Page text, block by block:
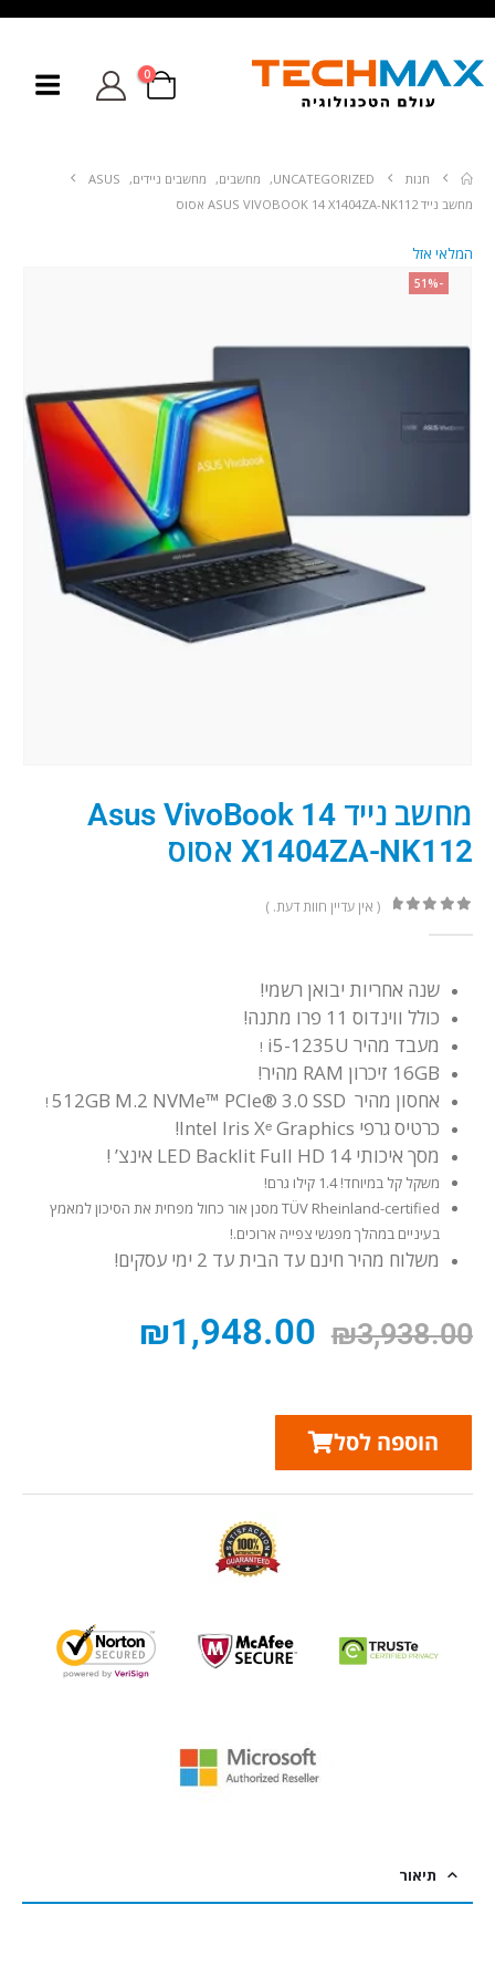
0
חנות UNCATEGORIZED
, מחשבים, מחשבים ניידים,
ASUS
מחשב נייד ASUS VIVOBOOK 14 X1404ZA-NK112 אסוס
-51%
המלאי אזל
מחשב נייד Asus VivoBook 14
X1404ZA-NK112 אסוס
( אין עדיין חוות דעת. )
שנה אחריות יבואן רשמי!
כולל ווינדוס 11 פרו מתנה!
מעבד מהיר i5-1235U
!
16GB זיכרון RAM מהיר!
אחסון מהיר 512GB M.2 NVMe™ PCIe® 3.0 SSD
!
כרטיס גרפי Intel Iris Xᵉ Graphics!
מסך איכותי LED Backlit Full HD 14 אינצ’ !
משקל קל במיוחד! 1.4 קילו גרם!
TÜV Rheinland-certified מסנן אור כחול מפחית את הסיכון למאמץ
בעיניים במהלך מפגשי צפייה ארוכים.!
משלוח מהיר חינם עד הבית עד 2 ימי עסקים!
₪3,938.00
₪1,948.00
הוספה לסל
תיאור